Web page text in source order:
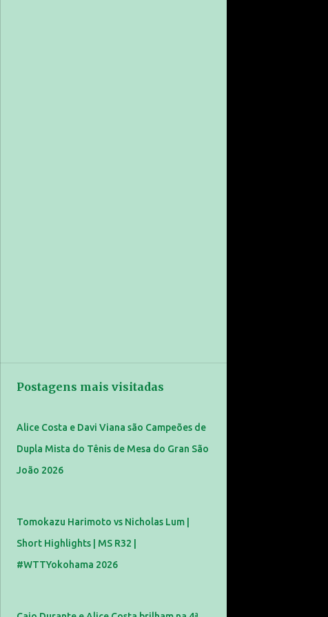
Postagens mais visitadas
Alice Costa e Davi Viana são Campeões de
Dupla Mista do Tênis de Mesa do Gran São
João 2026
Tomokazu Harimoto vs Nicholas Lum |
Short Highlights | MS R32 |
#WTTYokohama 2026